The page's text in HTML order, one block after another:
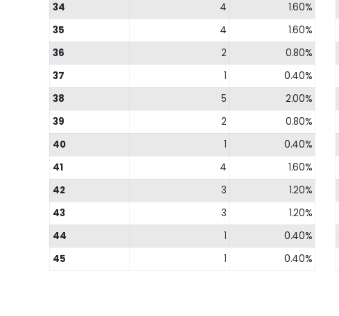
34
4
1.60%
35
4
1.60%
36
2
0.80%
37
1
0.40%
38
5
2.00%
39
2
0.80%
40
1
0.40%
41
4
1.60%
42
3
1.20%
43
3
1.20%
44
1
0.40%
45
1 0.40%